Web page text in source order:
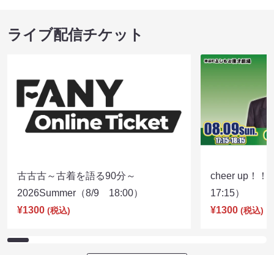
ライブ配信チケット
古古古～古着を語る90分～
2026Summer（8/9 18:00）
¥1300 (税込)
cheer up！
17:15）
¥1300 (税込)